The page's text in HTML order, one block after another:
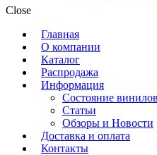
Close
Главная
О компании
Каталог
Распродажа
Информация
Состояние
Статьи
Обзоры и Новости
Доставка и оплата
Контакты